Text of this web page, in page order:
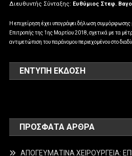
Διευθυντής Σύνταξης: Ευθύμιος Στεφ.
Η επιχείρηση έχει υπογράψει δήλωση
Επιτροπής της 1ης Μαρτίου 2018, σχετικά με τα
αντιμετώπιση του παράνομου περιεχομένου στο
ΕΝΤΥΠΗ ΕΚΔΟΣΗ
ΠΡΌΣΦΑΤΑ ΆΡΘΡΑ
ΑΠΟΓΕΥΜΑΤΙΝΑ ΧΕΙΡΟΥΡΓΕΙΑ: